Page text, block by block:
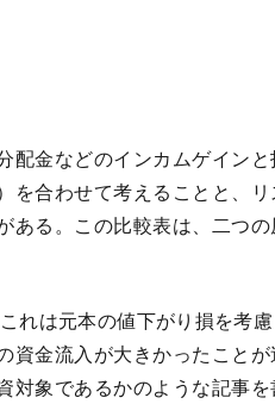
金などのインカムゲイン
合わせて考えることと、
ある。この比較表は、二つ
は元本の値下がり損を考
資金流入が大きかったこと
対象であるかのような記事